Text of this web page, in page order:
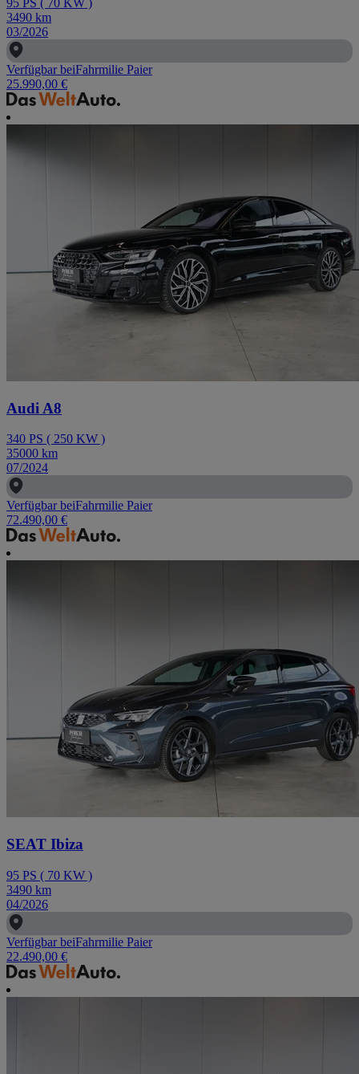
3490 km
03/2026
Verfügbar beiFahrmilie Paier
25.990,00 €
Audi A8
340 PS ( 250 KW )
35000 km
07/2024
Verfügbar beiFahrmilie Paier
72.490,00 €
SEAT Ibiza
95 PS ( 70 KW )
3490 km
04/2026
Verfügbar beiFahrmilie Paier
22.490,00 €